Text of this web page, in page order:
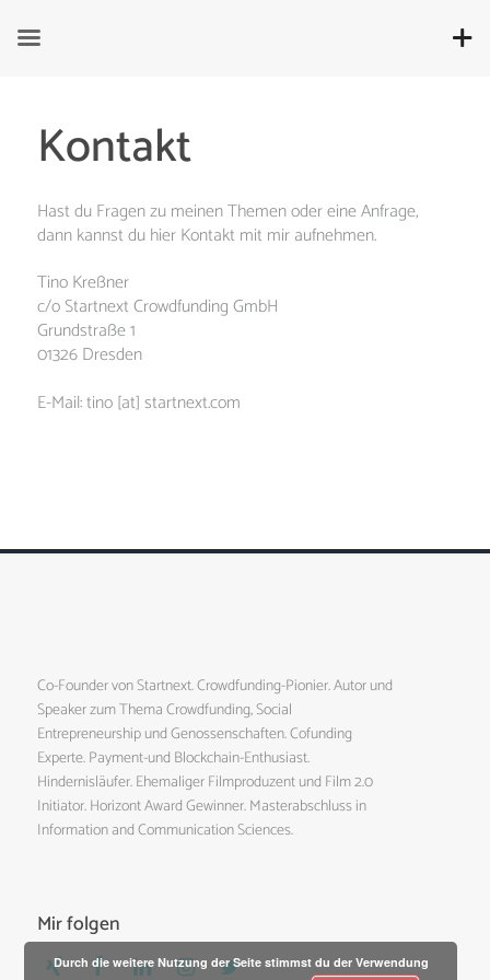
Kontakt
Hast du Fragen zu meinen Themen oder eine Anfrage,
dann kannst du hier Kontakt mit mir aufnehmen.
Tino Kreßner
c/o Startnext Crowdfunding GmbH
Grundstraße 1
01326 Dresden
E-Mail: tino [at] startnext.com
Co-Founder von Startnext. Crowdfunding-Pionier. Autor und
Speaker zum Thema Crowdfunding, Social
Entrepreneurship und Genossenschaften. Cofunding
Experte. Payment-und Blockchain-Enthusiast.
Hindernisläufer. Ehemaliger Filmproduzent und Film 2.0
Initiator. Horizont Award Gewinner. Masterabschluss in
Information and Communication Sciences.
Mir folgen
Durch die weitere Nutzung der Seite stimmst du der Verwendung